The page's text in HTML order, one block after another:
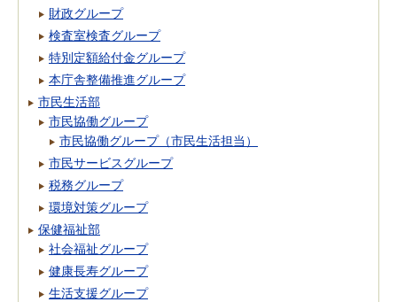
財政グループ
検査室検査グループ
特別定額給付金グループ
本庁舎整備推進グループ
市民生活部
市民協働グループ
市民協働グループ（市民生活担当）
市民サービスグループ
税務グループ
環境対策グループ
保健福祉部
社会福祉グループ
健康長寿グループ
生活支援グループ